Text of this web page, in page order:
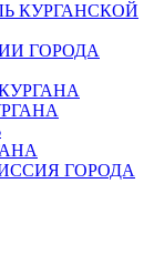
КУРГАНСКОЙ
ГОРОДА
ГОРОДА